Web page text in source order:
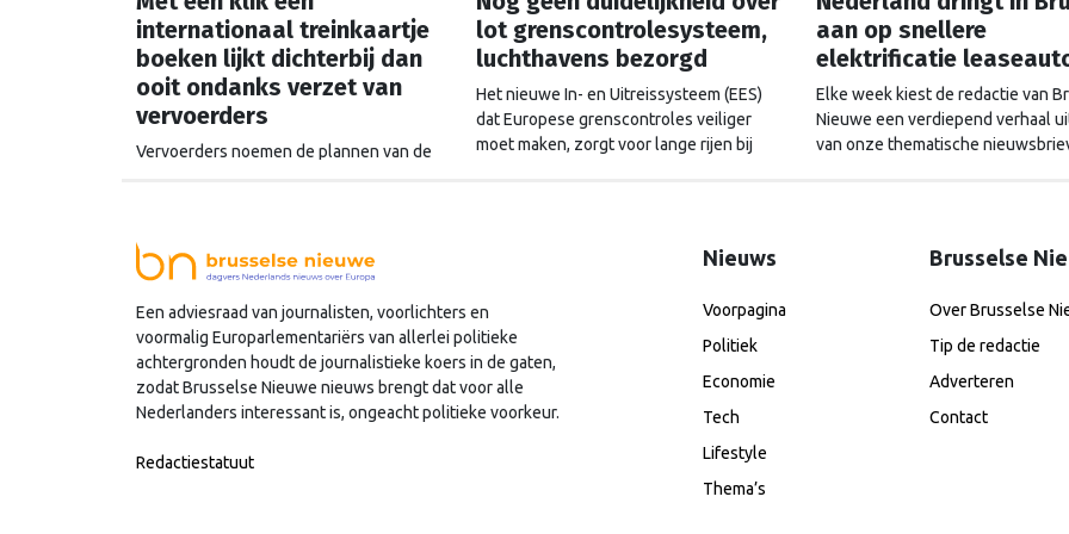
internationaal treinkaartje
boeken lijkt dichterbij dan
ooit ondanks verzet van
vervoerders
Vervoerders noemen de plannen van de
regelzucht". Toch lijkt de politieke druk
dit keer te groot om het voorstel nog
tegen te houden.
lot grenscontrolesysteem,
luchthavens bezorgd
Het nieuwe In- en Uitreissysteem (EES)
dat Europese grenscontroles veiliger
moet maken, zorgt voor lange rijen bij
aan op snellere
elektrificatie
Elke week kiest de redactie van
Nieuwe een verdiepend verhaal
van onze thematische
doelstellingen zijn volgens
echter niet ambitieus genoeg.
Een adviesraad van journalisten, voorlichters en
voormalig Europarlementariërs van allerlei politieke
achtergronden houdt de journalistieke koers in de gaten,
zodat Brusselse Nieuwe nieuws brengt dat voor alle
Nederlanders interessant is, ongeacht politieke voorkeur.
Redactiestatuut
Nieuws
Voorpagina
Politiek
Economie
Tech
Lifestyle
Thema’s
Brusselse
Over Brusselse
Tip de redactie
Adverteren
Contact